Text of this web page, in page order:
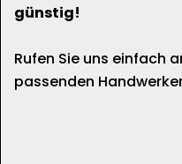
günstig!
Rufen Sie uns einfach
passenden